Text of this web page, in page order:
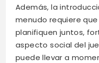
Además, la
menudo requiere
planifiquen juntos,
aspecto social del
puede llevar a